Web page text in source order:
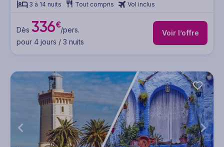
3 à 14 nuits
Tout compris Vol inclus
Dès 336€/pers.
pour 4 jours / 3 nuits
Voir l’offre